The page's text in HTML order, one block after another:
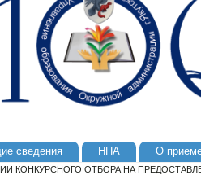
сведения НПА О
КОНКУРСНОГО ОТБОРА НА